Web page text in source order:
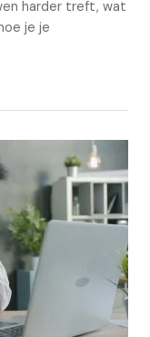
harder treft, wat
je je